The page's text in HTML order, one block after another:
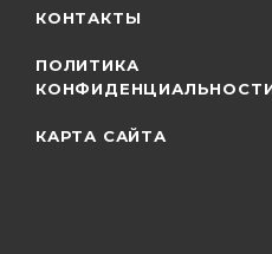
КОНТАКТЫ
ПОЛИТИКА
КАРТА САЙТА